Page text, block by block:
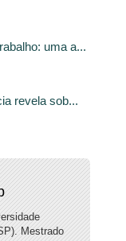
uma a...
revela sob...
Mestrado